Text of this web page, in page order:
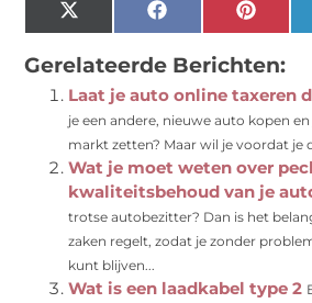
X
(Twitter)
Facebook
Gerelateerde Berichten:
Laat je auto online taxeren
je een andere, nieuwe auto kopen
markt zetten? Maar wil je voordat je
Wat je moet weten over
kwaliteitsbehoud van je
trotse autobezitter? Dan is het
zaken regelt, zodat je zonder
kunt blijven...
Wat is een laadkabel type 2